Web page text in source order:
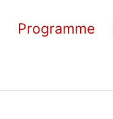
Programme